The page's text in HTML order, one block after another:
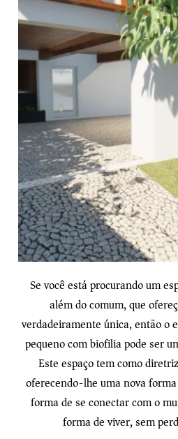
Se você está procurando um
além do comum, que
verdadeiramente única, então o
pequeno com biofilia pode ser
Este espaço tem como
oferecendo-lhe uma nova
forma de se conectar com o
forma de viver, sem